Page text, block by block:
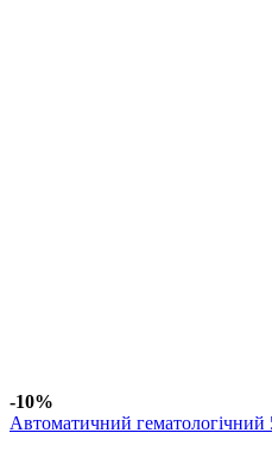
-10%
Автоматичний гематологічний